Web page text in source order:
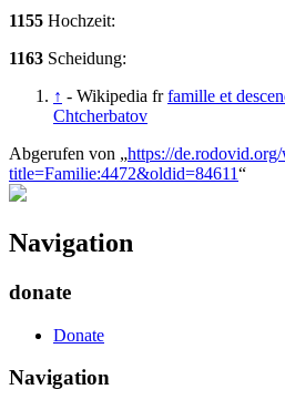
1155 Hochzeit:
1163 Scheidung:
↑ - Wikipedia frfamille et
Chtcherbatov
Abgerufen von „https://
title=Familie:4472&oldid=84611“
Navigation
donate
Donate
Navigation